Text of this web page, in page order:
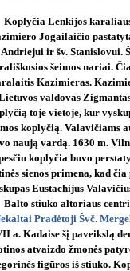
Koplyčia Lenkijos
Jogailaičio
Andriejui ir šv. Stanislovui.
šeimos nariai.
Kazimieras.
valdovas
toje vietoje, kur
koplyčią. Valavičiams
naują vardą. 1630 m.
koplyčia buvo
sienos primena, kad
Eustachijus
Balto stiuko altoriaus
Pradėtoji Švč.
a. Kadaise šį paveikslą
atvaizdo žmonės
figūros iš stiuko.